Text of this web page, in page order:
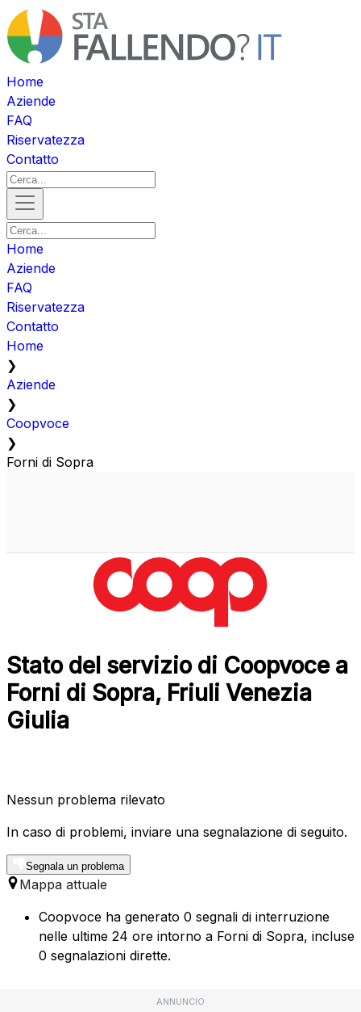
Home
Aziende
FAQ
Riservatezza
Contatto
Home
Aziende
FAQ
Riservatezza
Contatto
Home
❯
Aziende
❯
Coopvoce
❯
Forni di Sopra
Stato del servizio di Coopvoce a
Forni di Sopra, Friuli Venezia
Giulia
Nessun problema rilevato
In caso di problemi, inviare una segnalazione di seguito.
Segnala un problema
Mappa attuale
Coopvoce ha generato 0 segnali di interruzione
nelle ultime 24 ore intorno a Forni di Sopra, incluse
0 segnalazioni dirette.
ANNUNCIO